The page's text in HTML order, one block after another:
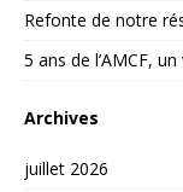
Refonte de notre
5 ans de l’AMCF,
Archives
juillet 2026